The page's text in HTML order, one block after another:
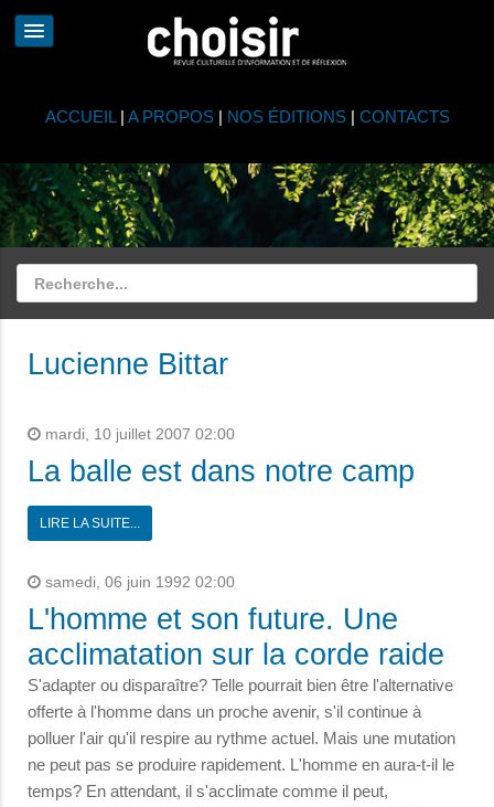
ACCUEIL | A PROPOS| NOS ÉDITIONS| CONTACTS
Lucienne Bittar
mardi, 10 juillet 2007 02:00
La balle est dans notre camp
LIRE LA SUITE...
samedi, 06 juin 1992 02:00
L'homme et son future. Une
acclimatation sur la corde raide
S'adapter ou disparaître? Telle pourrait bien être l'alternative
offerte à l'homme dans un proche avenir, s'il continue à
polluer l'air qu'il respire au rythme actuel. Mais une mutation
ne peut pas se produire rapidement. L'homme en aura-t-il le
temps? En attendant, il s'acclimate comme il peut,